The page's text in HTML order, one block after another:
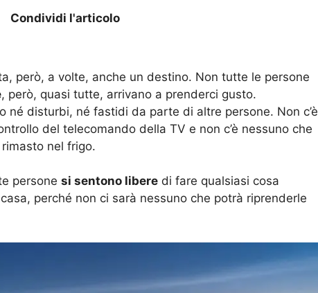
Condividi l'articolo
però, a volte, anche un destino. Non tutte le persone
, però, quasi tutte, arrivano a prenderci gusto.
né disturbi, né fastidi da parte di altre persone. Non c’è
del telecomando della TV e non c’è nessuno che
nel frigo.
persone si sentono libere di fare qualsiasi cosa
perché non ci sarà nessuno che potrà riprenderle